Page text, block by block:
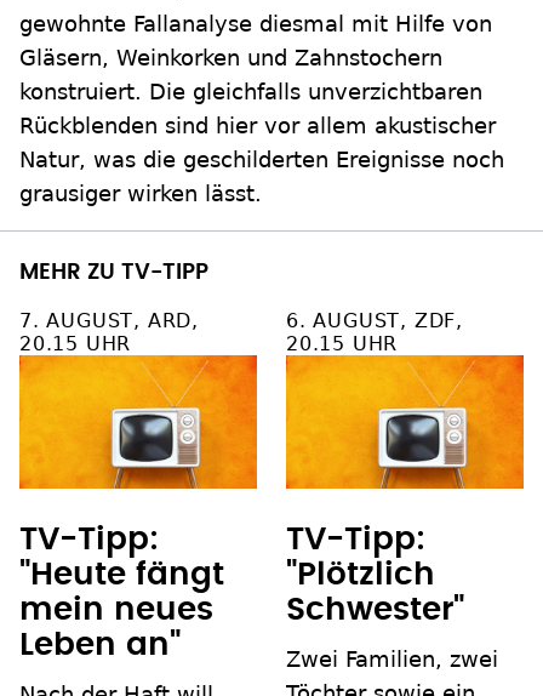
gewohnte Fallanalyse diesmal mit Hilfe von
Gläsern, Weinkorken und Zahnstochern
konstruiert. Die gleichfalls unverzichtbaren
Rückblenden sind hier vor allem akustischer
Natur, was die geschilderten Ereignisse noch
grausiger wirken lässt.
MEHR ZU TV-TIPP
7. AUGUST, ARD,
20.15 UHR
TV-Tipp:
"Heute fängt
mein neues
Leben an"
6. AUGUST, ZDF,
20.15 UHR
TV-Tipp:
"Plötzlich
Schwester"
Zwei Familien, zwei